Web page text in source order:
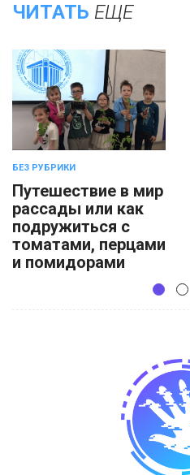
ЧИТАТЬ ЕЩЕ
БЕЗ РУБРИКИ
Путешествие в мир
рассады или как
подружиться с
томатами, перцами
и помидорами